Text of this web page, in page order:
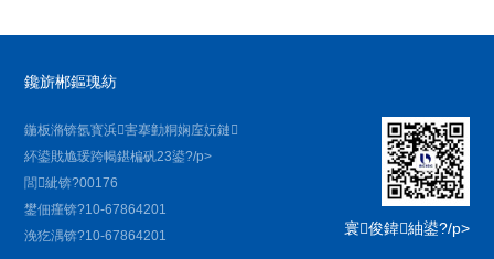
鑱旂郴鏂瑰紡
鍦板潃锛氬寳浜害搴勭粡娴庢妧鏈
紑鍙戝尯瑗跨幆鍖楄矾23鍙?/p>
閭紪锛?00176
鐢佃瘽锛?10-67864201
浼犵湡锛?10-67864201
寰俊鍏紬鍙?/p>